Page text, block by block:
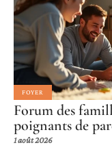
FOYER
Forum des
poignants de
1 août 2026